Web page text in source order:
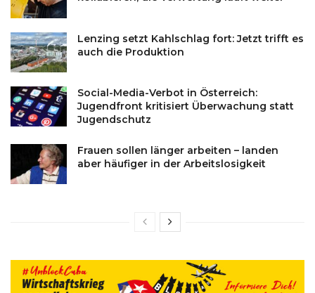
Lenzing setzt Kahlschlag fort: Jetzt trifft es
auch die Produktion
Social-Media-Verbot in Österreich:
Jugendfront kritisiert Überwachung statt
Jugendschutz
Frauen sollen länger arbeiten – landen
aber häufiger in der Arbeitslosigkeit